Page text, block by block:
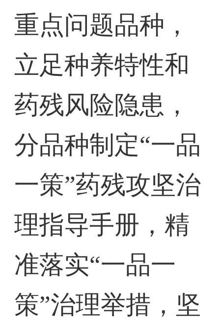
重点问题品种，
立足种养特性和
药残风险隐患，
分品种制定“一品
一策”药残攻坚治
理指导手册，精
准落实“一品一
策”治理举措，坚